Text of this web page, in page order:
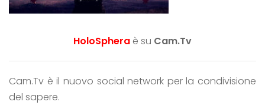
HoloSphera è su Cam.Tv
Cam.Tv è il nuovo social network per la condivisione
del sapere.